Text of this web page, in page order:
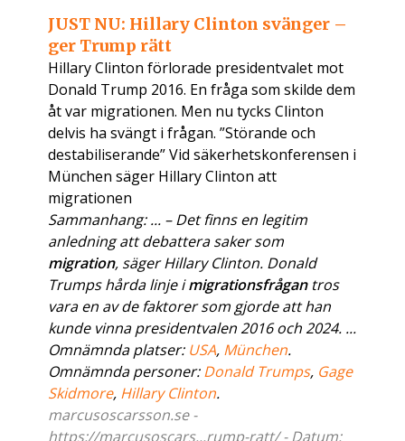
JUST NU: Hillary Clinton svänger –
ger Trump rätt
Hillary Clinton förlorade presidentvalet mot
Donald Trump 2016. En fråga som skilde dem
åt var migrationen. Men nu tycks Clinton
delvis ha svängt i frågan. ”Störande och
destabiliserande” Vid säkerhetskonferensen i
München säger Hillary Clinton att
migrationen
Sammanhang: ... – Det finns en legitim
anledning att debattera saker som
migration, säger Hillary Clinton. Donald
Trumps hårda linje imigrationsfrågantros
vara en av de faktorer som gjorde att han
kunde vinna presidentvalen 2016 och 2024. ...
Omnämnda platser: USA, München.
Omnämnda personer:Donald Trumps, Gage
Skidmore, Hillary Clinton.
marcusoscarsson.se -
https://marcusoscars...rump-ratt/ - Datum: